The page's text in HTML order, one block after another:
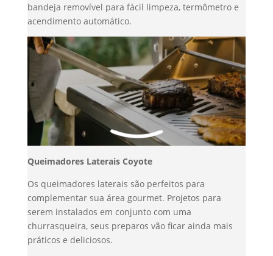
bandeja removível para fácil limpeza, termômetro e
acendimento automático.
Queimadores Laterais Coyote
Os queimadores laterais são perfeitos para
complementar sua área gourmet. Projetos para
serem instalados em conjunto com uma
churrasqueira, seus preparos vão ficar ainda mais
práticos e deliciosos.